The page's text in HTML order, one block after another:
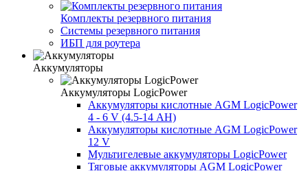
Комплекты резервного питания
Системы резервного питания
ИБП для роутера
Аккумуляторы
Аккумуляторы LogicPower
Аккумуляторы кислотные AGM LogicPower
4 - 6 V (4.5-14 АН)
Аккумуляторы кислотные AGM LogicPower
12 V
Мультигелевые аккумуляторы LogicPower
Тяговые аккумуляторы AGM LogicPower